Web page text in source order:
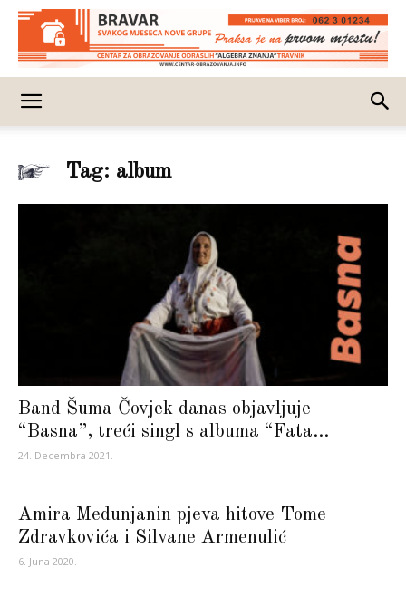
Tag: album
Band Šuma Čovjek danas objavljuje
“Basna”, treći singl s albuma “Fata...
24. Decembra 2021.
Amira Medunjanin pjeva hitove Tome
Zdravkovića i Silvane Armenulić
6. Juna 2020.